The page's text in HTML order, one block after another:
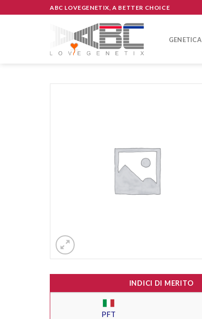
to
ABC LOVEGENETIX, A BETTER CHOICE
GENETICA
INDICI DI MERITO
PFT